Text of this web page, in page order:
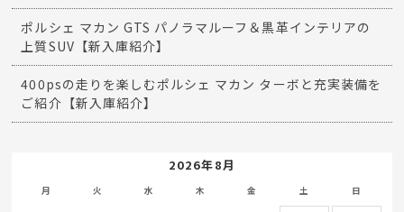
ポルシェ マカン GTS パノラマルーフ＆黒革インテリアの
上質SUV【新入庫紹介】
400psの走りを楽しむポルシェ マカン ターボと充実装備を
ご紹介【新入庫紹介】
2026年8月
月 火 水 木 金 土 日